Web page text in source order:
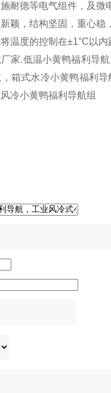
耐德等电气组件，及微
颖，结构坚固，重心稳
温度的控制在±1°C以内
家.低温小黄鸭福利导
箱式水冷小黄鸭福利
冷小黄鸭福利导航组